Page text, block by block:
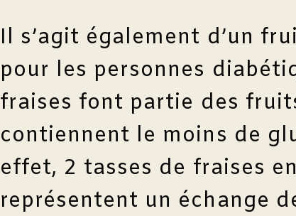
Il s’agit également d’un
pour les personnes
fraises font partie des
contiennent le moins de
effet, 2 tasses de fraises
représentent un échange